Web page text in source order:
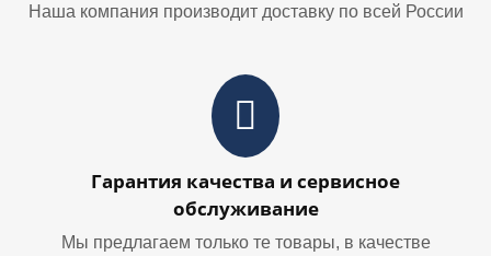
Наша компания производит доставку по всей России
Гарантия качества и сервисное
обслуживание
Мы предлагаем только те товары, в качестве